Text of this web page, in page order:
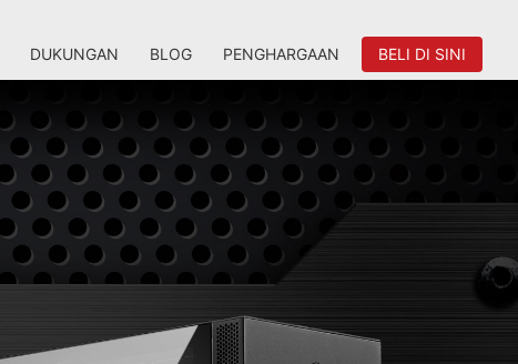
DUKUNGAN BLOG PENGHARGAAN BELI DI SINI